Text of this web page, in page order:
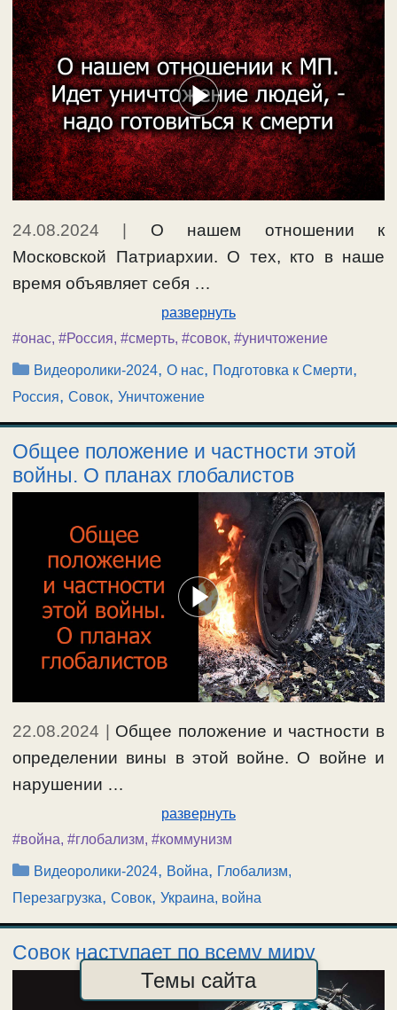
24.08.2024 | О нашем отношении к
Московской Патриархии. О тех, кто в наше
время объявляет себя …
развернуть
#онас, #Россия, #смерть, #совок, #уничтожение
Рубрики
Видеоролики-2024,О нас, Подготовка к Смерти,
Россия, Совок, Уничтожение
Общее положение и частности этой
войны. О планах глобалистов
22.08.2024
Общее положение и частности в
определении вины в этой войне. О войне и
нарушении …
развернуть
#война, #глобализм, #коммунизм
Рубрики
Видеоролики-2024, Война, Глобализм,
Перезагрузка, Совок, Украина, война
Совок наступает по всему миру
Темы сайта